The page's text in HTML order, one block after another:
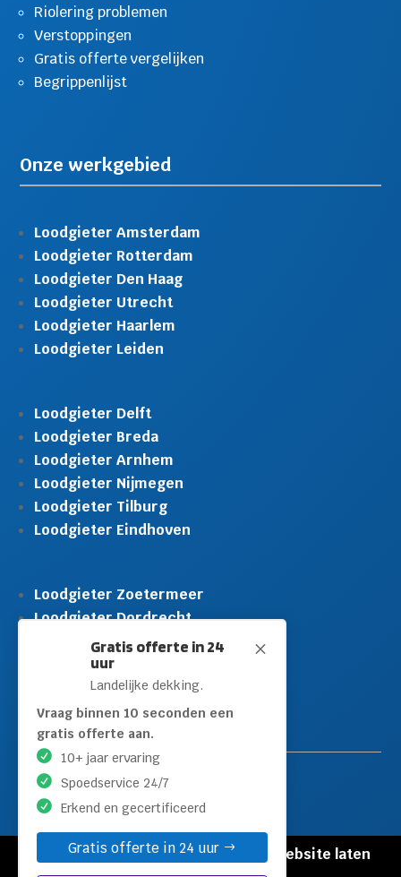
M
Gratis offerte in 24
uur
Landelijke dekking.
Vraag binnen 10 seconden een
gratis offerte aan.
10+ jaar ervaring
Spoedservice 24/7
Erkend en gecertificeerd
Gratis offerte in 24 uur
Riolering problemen
Verstoppingen
Gratis offerte vergelijken
Begrippenlijst
Onze werkgebied
Loodgieter Amsterdam
Loodgieter Rotterdam
Loodgieter Den Haag
Loodgieter Utrecht
Loodgieter Haarlem
Loodgieter Leiden
Loodgieter Delft
Loodgieter Breda
Loodgieter Arnhem
Loodgieter Nijmegen
Loodgieter Tilburg
Loodgieter Eindhoven
Loodgieter Zoetermeer
Loodgieter Dordrecht
Loodgieter Rijswijk
Loodgieter Schiedam
Loodgieter Leidschendam
Loodgieter Hilversum
© Copyright Loodgieters Kwartier |
Website laten